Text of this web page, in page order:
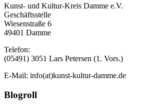
Kunst- und Kultur-Kreis Damme e.V.
Geschäftsstelle
Wiesenstraße 6
49401 Damme
Telefon:
(05491) 3051 Lars Petersen (1. Vors.)
E-Mail: info(at)kunst-kultur-damme.de
Blogroll